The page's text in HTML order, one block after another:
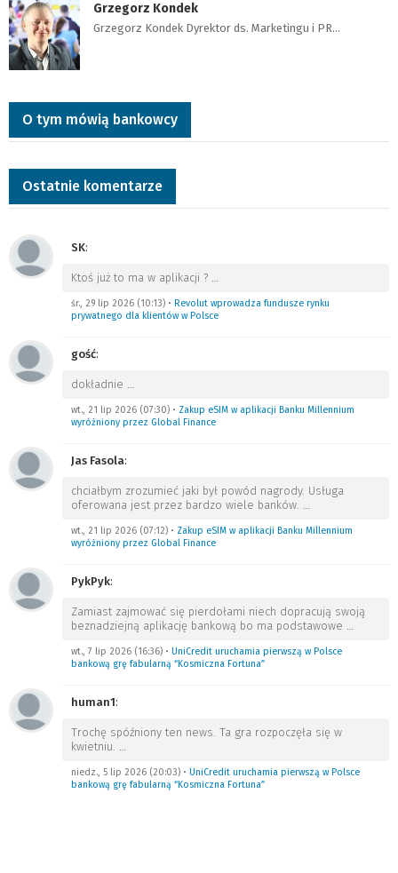
Grzegorz Kondek
Grzegorz Kondek Dyrektor ds. Marketingu i PR…
O tym mówią bankowcy
Ostatnie komentarze
SK:
Ktoś już to ma w aplikacji ? …
śr., 29 lip 2026 (10:13) • Revolut wprowadza fundusze rynku
prywatnego dla klientów w Polsce
gość:
dokładnie …
wt., 21 lip 2026 (07:30) • Zakup eSIM w aplikacji Banku Millennium
wyróżniony przez Global Finance
Jas Fasola:
chciałbym zrozumieć jaki był powód nagrody. Usługa
oferowana jest przez bardzo wiele banków. …
wt., 21 lip 2026 (07:12) • Zakup eSIM w aplikacji Banku Millennium
wyróżniony przez Global Finance
PykPyk:
Zamiast zajmować się pierdołami niech dopracują swoją
beznadziejną aplikację bankową bo ma podstawowe …
wt., 7 lip 2026 (16:36) • UniCredit uruchamia pierwszą w Polsce
bankową grę fabularną “Kosmiczna Fortuna”
human1:
Trochę spóźniony ten news. Ta gra rozpoczęła się w
kwietniu. …
niedz., 5 lip 2026 (20:03) • UniCredit uruchamia pierwszą w Polsce
bankową grę fabularną “Kosmiczna Fortuna”